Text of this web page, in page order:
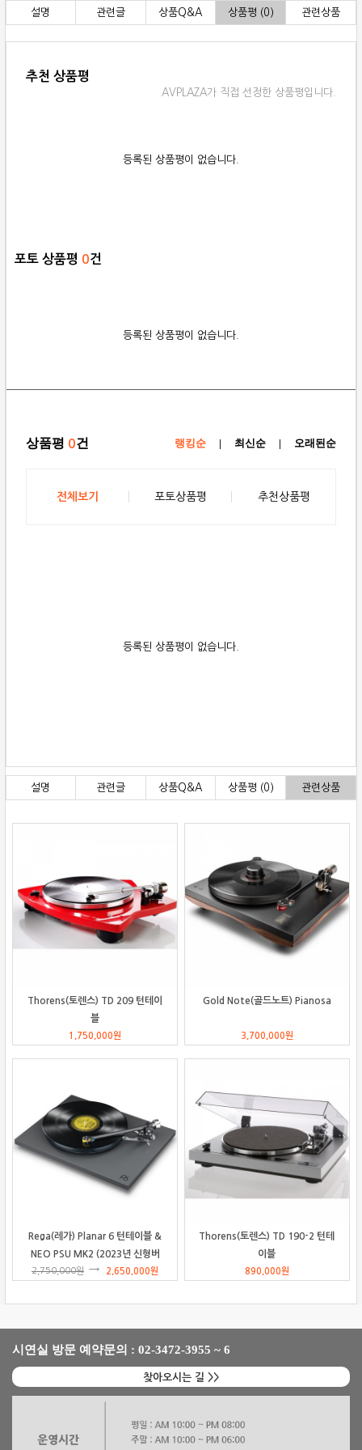
설명 관련글 상품Q&A 상품평 (0) 관련상품
추천 상품평
AVPLAZA가 직접 선정한 상품평입니다.
등록된 상품평이 없습니다.
포토 상품평 0건
등록된 상품평이 없습니다.
상품평 0건 랭킹순 | 최신순 | 오래된순
전체보기 포토상품평 추천상품평
등록된 상품평이 없습니다.
설명 관련글 상품Q&A 상품평 (0) 관련상품
Thorens(토렌스) TD 209 턴테이
블
1,750,000원
Gold Note(골드노트) Pianosa
3,700,000원
Rega(레가) Planar 6 턴테이블 &
NEO PSU MK2 (2023년 신형버
전)
2,750,000원 2,650,000원
Thorens(토렌스) TD 190-2 턴테
이블
890,000원
시연실 방문 예약문의 : 02-3472-3955 ~ 6
찾아오시는 길 >>